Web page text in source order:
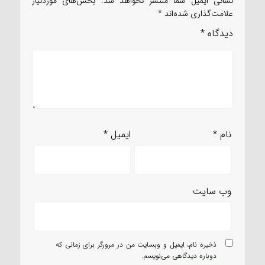
علامت‌گذاری شده‌اند *
دیدگاه *
نام* ایمیل*
وب‌ سایت
ذخیره نام، ایمیل و وبسایت من در مرورگر برای زمانی که
دوباره دیدگاهی می‌نویسم.